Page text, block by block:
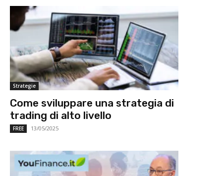
Strategie
Come sviluppare una strategia di
trading di alto livello
FREE 13/05/2025